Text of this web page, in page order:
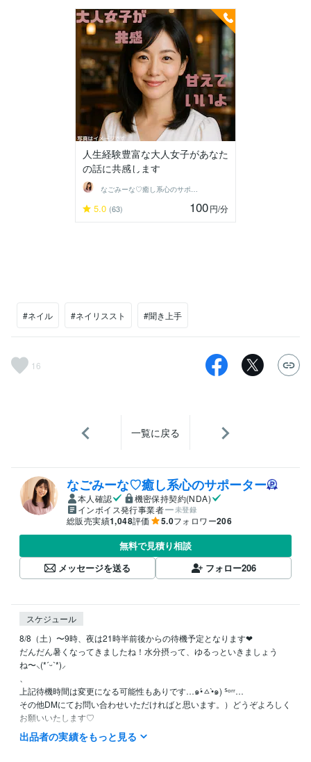
人生経験豊富な大人女子があなた
の話に共感します
なごみーな♡癒し系心のサポーター
5.0 (63) 100円/分
#ネイル #ネイリススト #聞き上手
16
一覧に戻る
なごみーな♡癒し系心のサポーター
本人確認
機密保持契約(NDA)
インボイス発行事業者
未登録
総販売実績1,048評価 5.0フォロワー206
無料で見積り相談
メッセージを送る
フォロー206
スケジュール
8/8（土）〜9時、夜は21時半前後からの待機予定となります❤︎
だんだん暑くなってきましたね！水分摂って、ゆるっといきましょう
ね〜⸜(*ˊᵕˋ*)⸝‬
上記待機時間は変更になる可能性もありです…๑•́ㅿ•̀๑) ᔆᵒʳʳ…
その他DMにてお問い合わせいただければと思います。）どうぞよろしく
お願いいたします♡
⭐️基本的には平日大体20時前後〜25時（前後する可能性あります）また
出品者の実績をもっと見る